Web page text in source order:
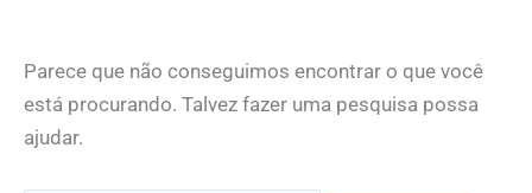
Parece que não conseguimos encontrar o que você
está procurando. Talvez fazer uma pesquisa possa
ajudar.